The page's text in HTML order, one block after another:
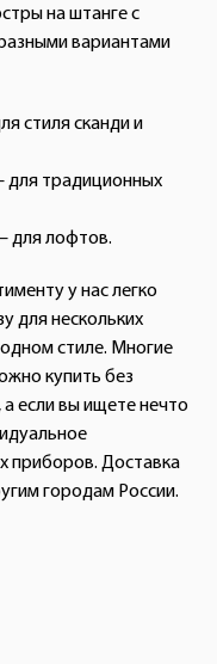
на штанге с
вариантами
стиля сканди и
традиционных
для лофтов.
у нас легко
для нескольких
стиле. Многие
купить без
если вы ищете нечто
приборов. Доставка
городам России.